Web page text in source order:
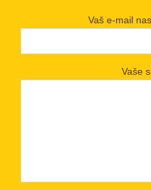
Vaš e-mail
Vaše